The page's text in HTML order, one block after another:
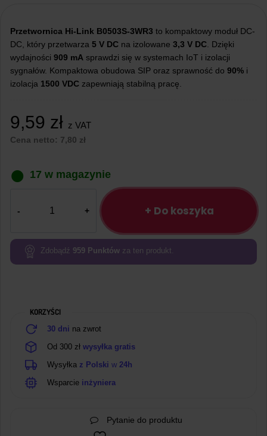
Przetwornica Hi-Link B0503S-3WR3 to kompaktowy moduł DC-
DC, który przetwarza 5 V DC na izolowane 3,3 V DC . Dzięki
wydajności 909 mA sprawdzi się w systemach IoT i izolacji
sygnałów. Kompaktowa obudowa SIP oraz sprawność do 90% i
izolacja 1500 VDC zapewniają stabilną pracę.
9,59 zł z VAT
Cena netto: 7,80 zł
17 w magazynie
Przetwornica
B0503S-
3WR3
+ Do koszyka
Zdobądź 959 Punktów za ten produkt.
KORZYŚCI
30 dni na zwrot
Od 300 zł wysyłka gratis
Wysyłka z Polski w 24h
Wsparcie inżyniera
Pytanie do produktu